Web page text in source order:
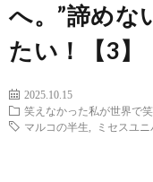
へ。”諦めな
たい！【3】
2025.10.15
笑えなかった私が世界で
マルコの半生
ミセスユニ